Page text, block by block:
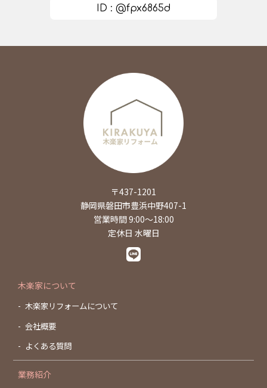
ID : @fpx6865d
〒437-1201
静岡県磐田市豊浜中野407-1
営業時間 9:00～18:00
定休日 水曜日
木楽家について
木楽家リフォームについて
会社概要
よくある質問
業務紹介